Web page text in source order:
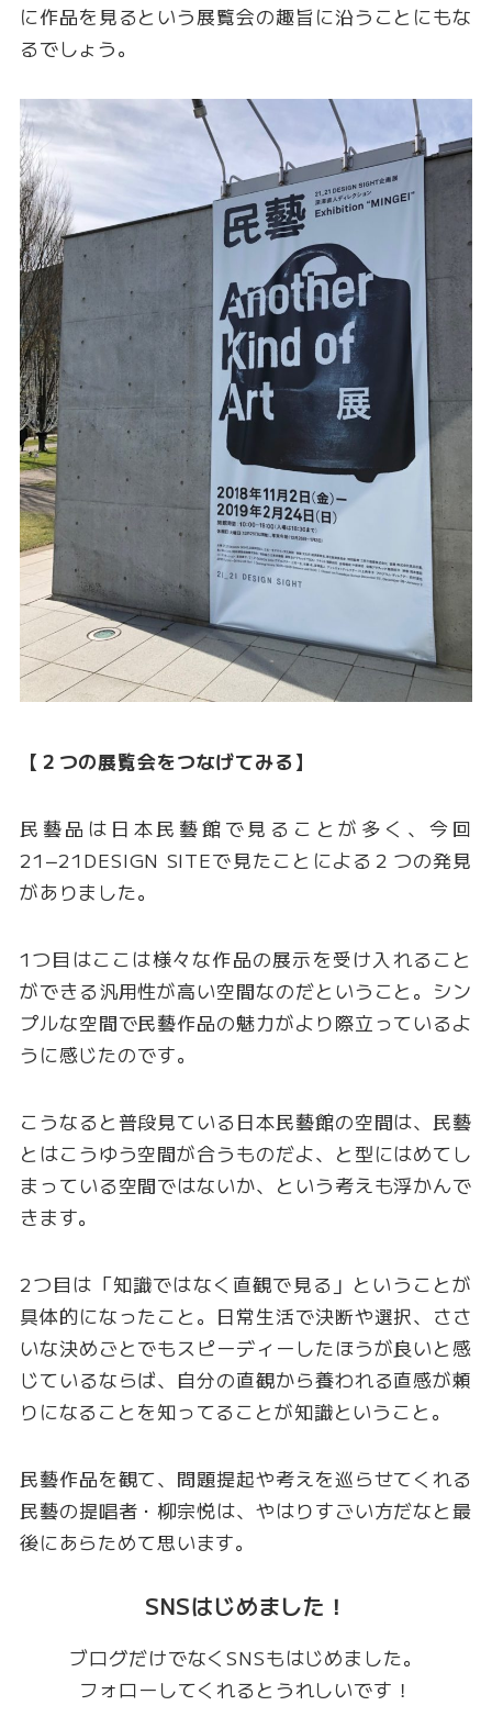
に作品を見るという展覧会の趣旨に沿うことにもな
るでしょう。
【２つの展覧会をつなげてみる】
民藝品は日本民藝館で見ることが多く、今回
21−21DESIGN SITEで見たことによる２つの発見
がありました。
1つ目はここは様々な作品の展示を受け入れること
ができる汎用性が高い空間なのだということ。シン
プルな空間で民藝作品の魅力がより際立っているよ
うに感じたのです。
こうなると普段見ている日本民藝館の空間は、民藝
とはこうゆう空間が合うものだよ、と型にはめてし
まっている空間ではないか、という考えも浮かんで
きます。
2つ目は「知識ではなく直観で見る」ということが
具体的になったこと。日常生活で決断や選択、ささ
いな決めごとでもスピーディーしたほうが良いと感
じているならば、自分の直観から養われる直感が頼
りになることを知ってることが知識ということ。
民藝作品を観て、問題提起や考えを巡らせてくれる
民藝の提唱者・柳宗悦は、やはりすごい方だなと最
後にあらためて思います。
SNSはじめました！
ブログだけでなくSNSもはじめました。
フォローしてくれるとうれしいです！